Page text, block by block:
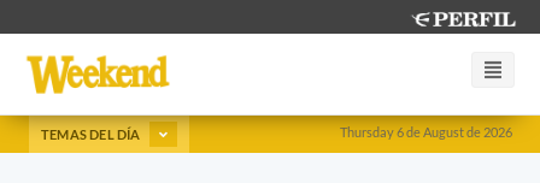
Thursday 6 de August de 2026
TEMAS DEL DÍA